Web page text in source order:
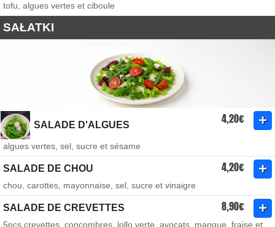
tofu, algues vertes et ciboule
SAŁATKI
SALADE D'ALGUES 4,20€
algues vertes, sel, sucre et sésame
SALADE DE CHOU 4,20€
chou, carottes, mayonnaise, sel, sucre et vinaigre
SALADE DE CREVETTES 8,90€
5pcs crevettes, concombres, lollo verte, avocats, mangue, fraise et